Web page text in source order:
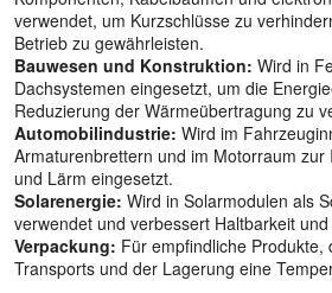
verwendet, um Kurzschlüsse zu
Betrieb zu gewährleisten.
Bauwesen und Konstruktion: Wird in
Dachsystemen eingesetzt, um die
Reduzierung der Wärmeübertragung zu
Automobilindustrie: Wird im
Armaturenbrettern und im Motorraum zur
und Lärm eingesetzt.
Solarenergie: Wird in Solarmodulen als
verwendet und verbessert Haltbarkeit
Verpackung: Für empfindliche Produkte,
Transports und der Lagerung eine